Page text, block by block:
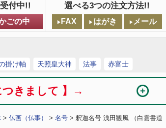
付中!! 選べる3つの注文方法!!
ごの中 FAX はがき メール
掛け軸 天照皇大神 法事 赤富士
つきまして 】→
> 仏画（仏事） > 名号 > 釈迦名号 浅田観風 （白雲書道